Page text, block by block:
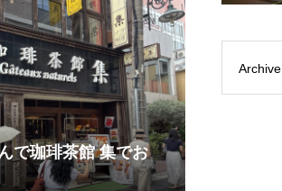
で珈琲茶館 集でお
Archive